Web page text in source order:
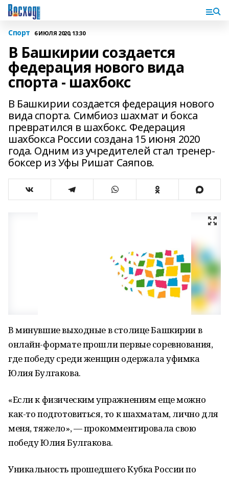
Спорт 6 ИЮЛЯ 2020, 13:30
В Башкирии создается
федерация нового вида
спорта - шахбокс
В Башкирии создается федерация нового
вида спорта. Симбиоз шахмат и бокса
превратился в шахбокс. Федерация
шахбокса России создана 15 июня 2020
года. Одним из учредителей стал тренер-
боксер из Уфы Ришат Саяпов.
В минувшие выходные в столице Башкирии в
онлайн-формате прошли первые соревнования,
где победу среди женщин одержала уфимка
Юлия Булгакова.
«Если к физическим упражнениям еще можно
как-то подготовиться, то к шахматам, лично для
меня, тяжело», — прокомментировала свою
победу Юлия Булгакова.
Уникальность прошедшего Кубка России по